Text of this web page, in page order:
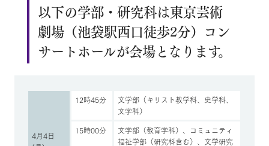
以下の学部・研究科は東京芸術
劇場（池袋駅西口徒歩2分）コン
サートホールが会場となります。
4月4日
12時45分
文学部（キリスト教学科、史学科、
文学科）
15時00分
文学部（教育学科）、コミュニティ
福祉学部（研究科含む）、文学研究